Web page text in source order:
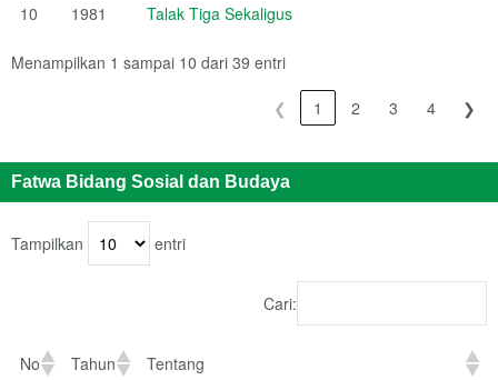
10
1981 Talak Tiga Sekaligus
Menampilkan 1 sampai 10 dari 39 entri
❮ 1 2 3 4 ❯
Fatwa Bidang Sosial dan Budaya
Tampilkan entri
Cari:
No Tahun
Tentang